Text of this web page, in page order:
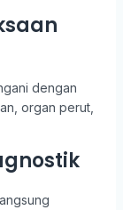
dengan
organ perut,